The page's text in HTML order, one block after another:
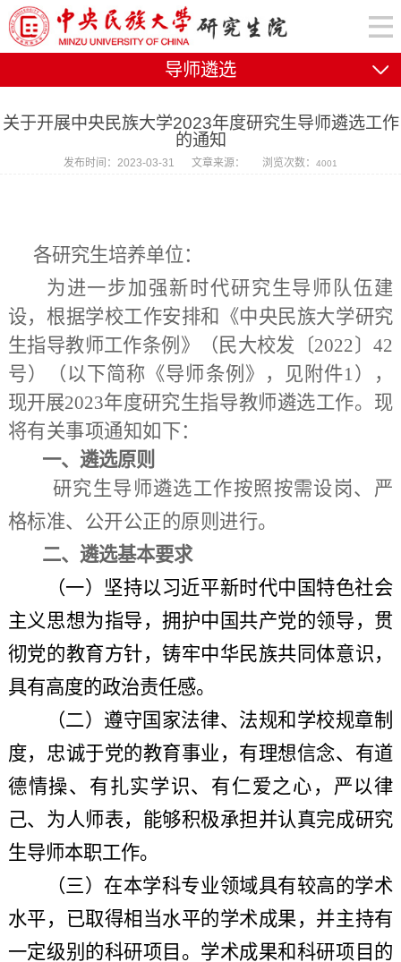
导师遴选
关于开展中央民族大学2023年度研究生导师遴选工作
的通知
发布时间：2023-03-31 文章来源： 浏览次数：4001
各研究生培养单位：
为进一步加强新时代研究生导师队伍建
设，根据学校工作安排和
《中央民族大学研究
生指导教师工作条例》（民大校发〔2022〕42
号）
（ 以下简称《导师条例》 ， 见附件1 ）
，
现开展2023年度研究生指导教师遴选工作。现
将有关事项通知如下：
一、遴选原则
研究生导师遴选工作按照按需设岗、严
格标准、公开公正的原则进行。
二、遴选基本要求
（一） 坚持以习近平新时代中国特色社会
主义思想为指导，拥护中国共产党的领导，贯
彻党的教育方针，铸牢中华民族共同体意识，
具有高度的政治责任感。
（二） 遵守国家法律、法规和学校规章制
度，忠诚于党的教育事业，有理想信念、有道
德情操、有扎实学识、有仁爱之心，严以律
己、为人师表，能够积极承担并认真完成研究
生导师本职工作。
（三） 在本学科专业领域具有较高的学术
水平，已取得相当水平的学术成果，并主持有
一定级别的科研项目。学术成果和科研项目的